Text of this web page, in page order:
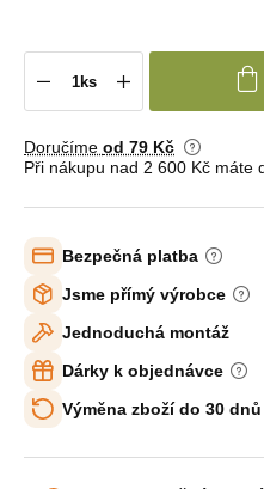
Doručíme od 79 Kč
Při nákupu nad 2 600 Kč máte
Bezpečná platba
Jsme přímý výrobce
Jednoduchá montáž
Dárky k objednávce
Výměna zboží do 30 dnů